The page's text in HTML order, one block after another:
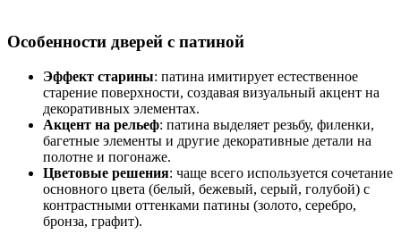
Особенности дверей с патиной
Эффект старины: патина имитирует естественное
старение поверхности, создавая визуальный акцент на
декоративных элементах.
Акцент на рельеф: патина выделяет резьбу, филенки,
багетные элементы и другие декоративные детали на
полотне и погонаже.
Цветовые решения: чаще всего используется сочетание
основного цвета (белый, бежевый, серый, голубой) с
контрастными оттенками патины (золото, серебро,
бронза, графит).